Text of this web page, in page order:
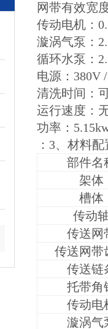
网带有效宽
传动电机：
漩涡气泵：
循环水泵：
电源：380V
清洗时间：
运行速度：
功率：
：3、材料
部件名
架体
槽体
传动
传送网
传送网带
传送链
托带角
传动电
漩涡气